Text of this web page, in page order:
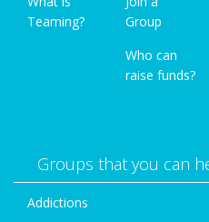
Teaming?
Group
Who can
raise funds?
Groups that you can
Addictions